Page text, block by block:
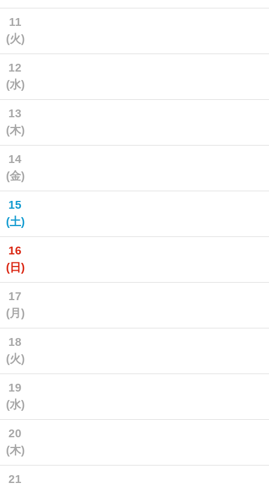
11
(火)
12
(水)
13
(木)
14
(金)
15
(土)
16
(日)
17
(月)
18
(火)
19
(水)
20
(木)
21